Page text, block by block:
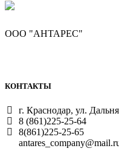
ООО "АНТАРЕС"
КОНТАКТЫ
г. Краснодар, ул.
8 (861)225-25-64
8(861)225-25-65